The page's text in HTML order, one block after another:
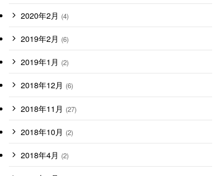
2020年2月 (4)
2019年2月 (6)
2019年1月 (2)
2018年12月 (6)
2018年11月 (27)
2018年10月 (2)
2018年4月 (2)